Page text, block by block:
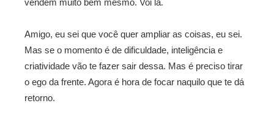
vendem muito bem mesmo. Voi lá.
Amigo, eu sei que você quer ampliar as coisas, eu sei.
Mas se o momento é de dificuldade, inteligência e
criatividade vão te fazer sair dessa. Mas é preciso tirar
o ego da frente. Agora é hora de focar naquilo que te dá
retorno.